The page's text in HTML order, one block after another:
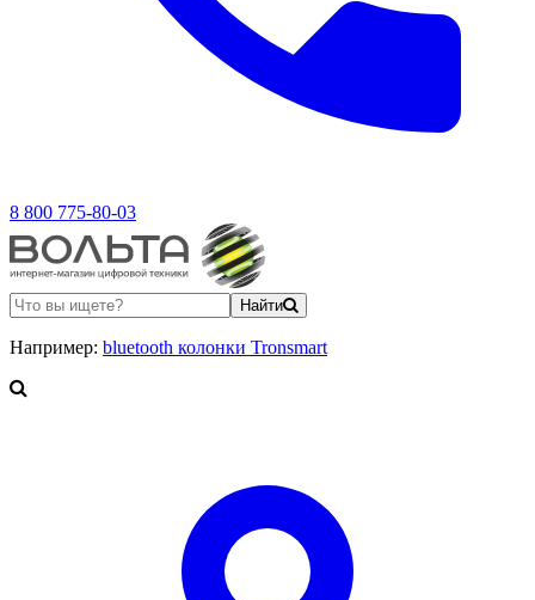
8 800 775-80-03
Найти
Например: bluetooth колонки Tronsmart